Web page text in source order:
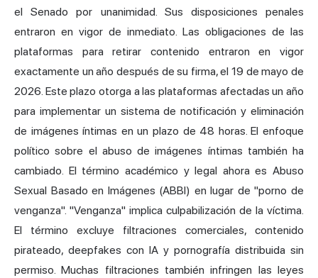
el Senado por unanimidad. Sus disposiciones penales
entraron en vigor de inmediato. Las obligaciones de las
plataformas para retirar contenido entraron en vigor
exactamente un año después de su firma, el 19 de mayo de
2026. Este plazo otorga a las plataformas afectadas un año
para implementar un sistema de notificación y eliminación
de imágenes íntimas en un plazo de 48 horas. El enfoque
político sobre el abuso de imágenes íntimas también ha
cambiado. El término académico y legal ahora es Abuso
Sexual Basado en Imágenes (ABBI) en lugar de "porno de
venganza". "Venganza" implica culpabilización de la víctima.
El término excluye filtraciones comerciales, contenido
pirateado, deepfakes con IA y pornografía distribuida sin
permiso. Muchas filtraciones también infringen las leyes